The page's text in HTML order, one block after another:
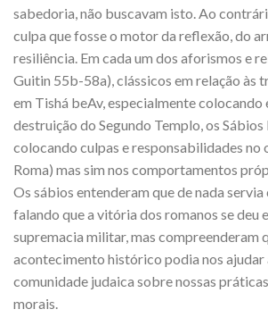
sabedoria, não buscavam isto. Ao
culpa que fosse o motor da reflexão, do
resiliência. Em cada um dos aforismos e
Guitin 55b-58a), clássicos em relação às
em Tishá beAv, especialmente colocando
destruição do Segundo Templo, os
colocando culpas e responsabilidades no
Roma) mas sim nos comportamentos
Os sábios entenderam que de nada
falando que a vitória dos romanos se deu
supremacia militar, mas compreenderam
acontecimento histórico podia nos
comunidade judaica sobre nossas
morais.